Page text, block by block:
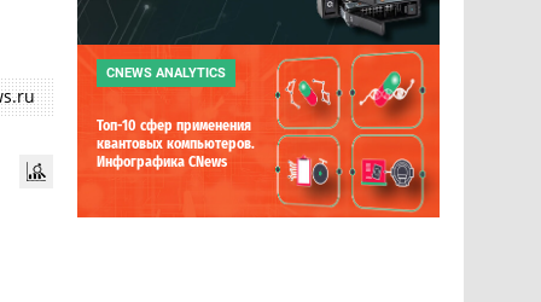
CNEWS ANALYTICS
Топ-10 сфер применения
квантовых компьютеров.
Инфографика CNews